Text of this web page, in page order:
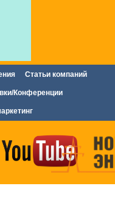
Статьи компаний
Конференции